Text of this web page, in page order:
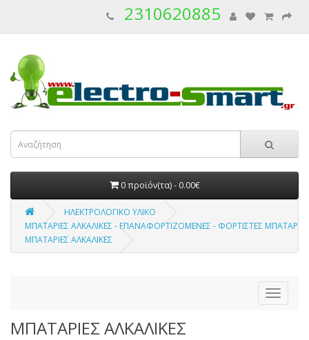
2310620885
0 προϊόν(τα) - 0.00€
ΗΛΕΚΤΡΟΛΟΓΙΚΟ ΥΛΙΚΟ
ΜΠΑΤΑΡΙΕΣ ΑΛΚΑΛΙΚΕΣ - ΕΠΑΝΑΦΟΡΤΙΖΟΜΕΝΕΣ - ΦΟΡΤΙΣΤΕΣ
ΜΠΑΤΑΡΙΕΣ ΑΛΚΑΛΙΚΕΣ
ΜΠΑΤΑΡΙΕΣ ΑΛΚΑΛΙΚΕΣ